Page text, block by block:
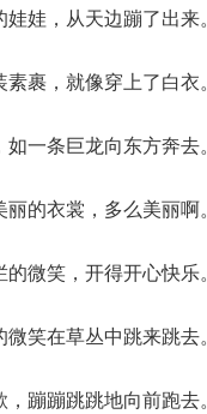
娃，从天边蹦了出来。
裹，就像穿上了白衣。
一条巨龙向东方奔去。
的衣裳，多么美丽啊。
微笑，开得开心快乐。
笑在草丛中跳来跳去。
蹦蹦跳跳地向前跑去。